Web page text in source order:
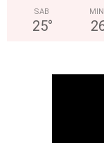
SAB
25°